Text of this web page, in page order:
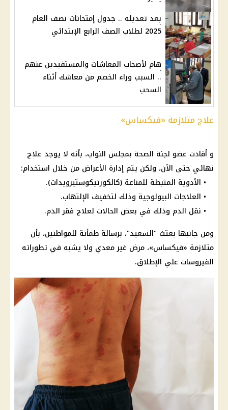
بعد تعديله .. جدول إمتحانات نصف العام
2025 لطلاب الصف الرابع الإبتدائي
هام لأصحاب المعاشات والمستفيدين عنهم
.. السبب وراء الخصم من معاشك أثناء
السحب
علاج متلازمة «فيكساس»
و أفادت عضو لجنة الصحة بمجلس النواب، بأنه لا يوجد علاج
نهائي حتى الآن، ولكن يتم إدارة الأعراض من خلال استخدام:
• الأدوية المثبطة للمناعة (كالكورتيكوستيرويدات).
• العلاجات البيولوجية وذلك لتخفيف الإلتهاب.
• نقل الدم وذلك في بعض الحالات لعلاج فقر الدم.
ومن جانبها بعتث "السعيد"، برسالة طمأنة للمواطنين، بأن
متلازمة «فيكساس»، مرض غير معدي ولا يشبه في تطوراته
الفيروسات علي الإطلاق.